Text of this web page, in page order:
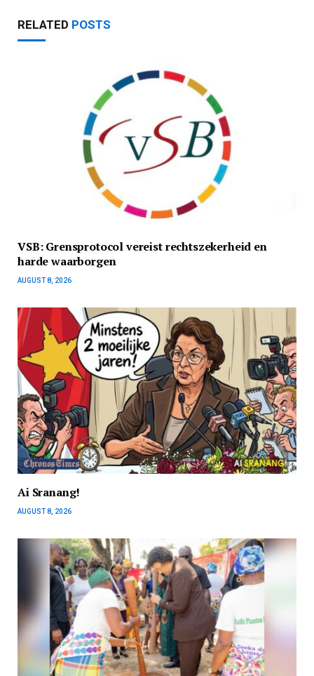
RELATED POSTS
VSB: Grensprotocol vereist rechtszekerheid en
harde waarborgen
AUGUST 8, 2026
Ai Sranang!
AUGUST 8, 2026